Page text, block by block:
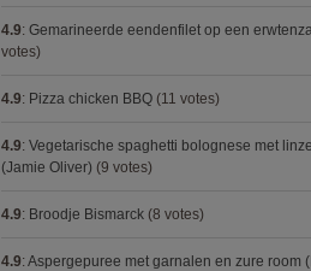
4.9: Gemarineerde eendenfilet op een
votes)
4.9: Pizza chicken BBQ (11 votes)
4.9: Vegetarische spaghetti bolognese met
(Jamie Oliver) (9 votes)
4.9: Broodje Bismarck (8 votes)
4.9: Aspergepuree met garnalen en zure room